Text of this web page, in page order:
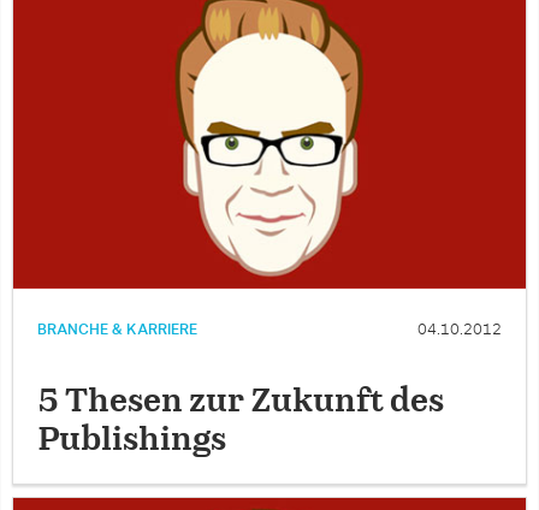
BRANCHE & KARRIERE 04.10.2012
5 Thesen zur Zukunft des
Publishings